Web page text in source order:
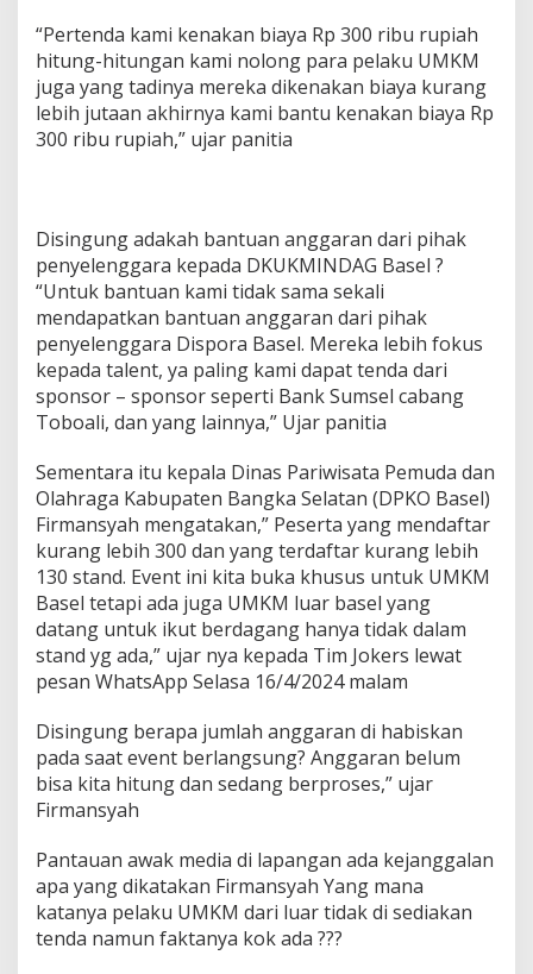
“Pertenda kami kenakan biaya Rp 300 ribu rupiah
hitung-hitungan kami nolong para pelaku UMKM
juga yang tadinya mereka dikenakan biaya kurang
lebih jutaan akhirnya kami bantu kenakan biaya Rp
300 ribu rupiah,” ujar panitia
Disingung adakah bantuan anggaran dari pihak
penyelenggara kepada DKUKMINDAG Basel ?
“Untuk bantuan kami tidak sama sekali
mendapatkan bantuan anggaran dari pihak
penyelenggara Dispora Basel. Mereka lebih fokus
kepada talent, ya paling kami dapat tenda dari
sponsor – sponsor seperti Bank Sumsel cabang
Toboali, dan yang lainnya,” Ujar panitia
Sementara itu kepala Dinas Pariwisata Pemuda dan
Olahraga Kabupaten Bangka Selatan (DPKO Basel)
Firmansyah mengatakan,” Peserta yang mendaftar
kurang lebih 300 dan yang terdaftar kurang lebih
130 stand. Event ini kita buka khusus untuk UMKM
Basel tetapi ada juga UMKM luar basel yang
datang untuk ikut berdagang hanya tidak dalam
stand yg ada,” ujar nya kepada Tim Jokers lewat
pesan WhatsApp Selasa 16/4/2024 malam
Disingung berapa jumlah anggaran di habiskan
pada saat event berlangsung? Anggaran belum
bisa kita hitung dan sedang berproses,” ujar
Firmansyah
Pantauan awak media di lapangan ada kejanggalan
apa yang dikatakan Firmansyah Yang mana
katanya pelaku UMKM dari luar tidak di sediakan
tenda namun faktanya kok ada ???